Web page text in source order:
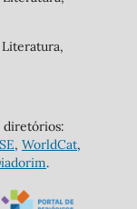
diretórios:
, WorldCat,
.